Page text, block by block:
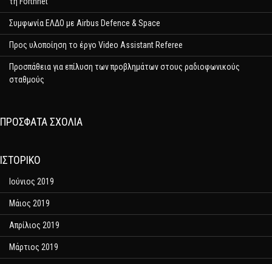
Συμφωνία ΕΛΔΟ με Airbus Defence & Space
Προς υλοποίηση το έργο Video Assistant Referee
Προσπάθεια για επίλυση των προβλημάτων στους ραδιοφωνικούς
σταθμούς
ΠΡΌΣΦΑΤΑ ΣΧΌΛΙΑ
ΙΣΤΟΡΙΚΌ
Ιούνιος 2019
Μάιος 2019
Απρίλιος 2019
Μάρτιος 2019